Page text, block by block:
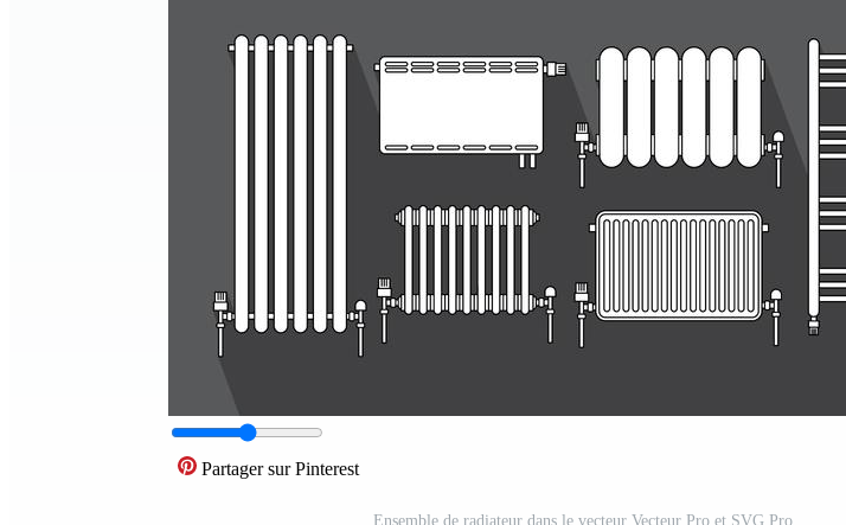
Partager sur Pinterest
Ensemble de radiateur dans le vecteur Vecteur Pro et SVG Pro